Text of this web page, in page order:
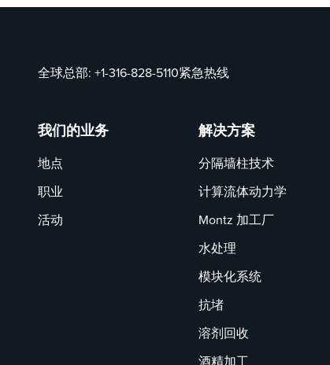
全球总部: +1-316-828-5110紧急热线
我们的业务
地点
职业
活动
解决方案
分隔墙柱技术
计算流体动力学
Montz 加工厂
水处理
模块化系统
抗堵
溶剂回收